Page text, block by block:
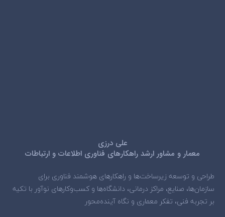
علی درزی
معمار و مشاور ارشد راهکارهای فناوری اطلاعات و ارتباطات
طراحی و توسعه زیرساخت‌ها و راهکارهای هوشمند فناوری برای
سازمان‌ها، صنایع، مراکز درمانی، دانشگاه‌ها و کسب‌وکارهای نوآور با تکیه
بر تجربه فنی، تفکر معماری و نگاه آینده‌محور